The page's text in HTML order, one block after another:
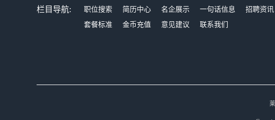
栏目导航: 职位搜索 简历中心 名企展示 一句话信息 招聘资讯
套餐标准
金币充值 意见建议 联系我们